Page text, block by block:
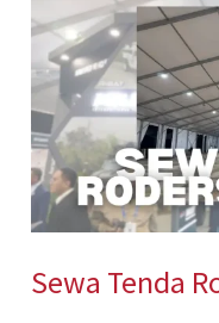
Sewa Tenda
Tenda
Roders
Jakarta